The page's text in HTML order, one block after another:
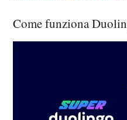
Come funziona